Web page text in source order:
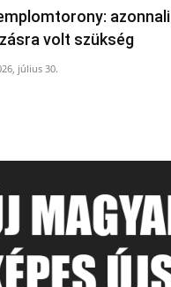
azonnali
volt szükség
július 30.